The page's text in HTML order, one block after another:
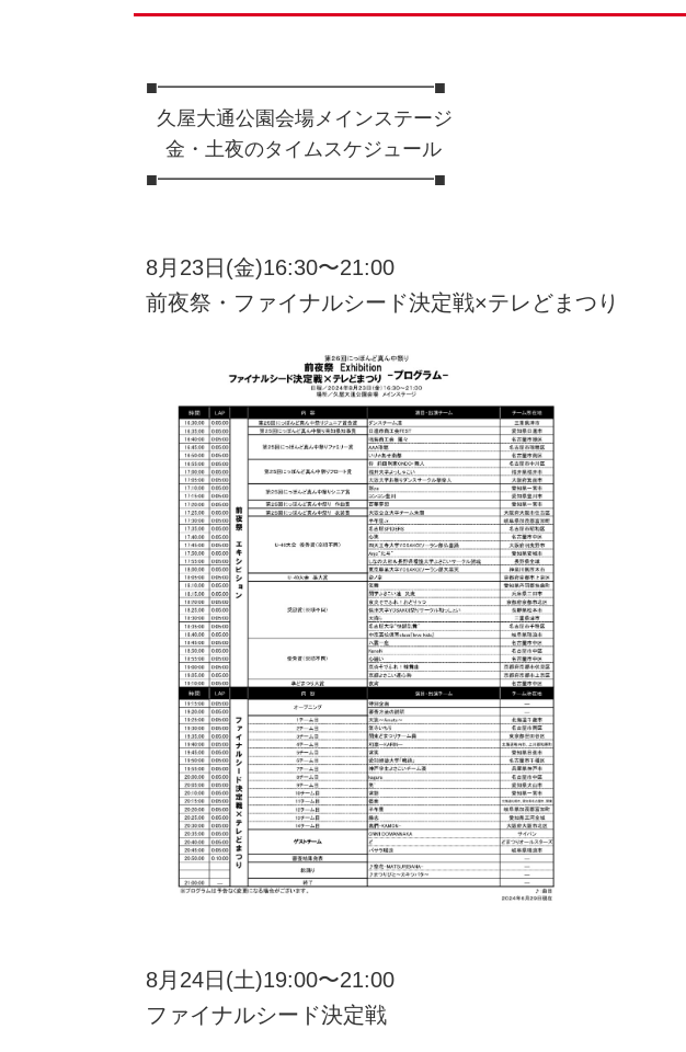
■━━━━━━━━━━━━━━■
久屋大通公園会場メインステージ
金・土夜のタイムスケジュール
■━━━━━━━━━━━━━━■
8月23日(金)16:30〜21:00
前夜祭・ファイナルシード決定戦×テレどまつり
8月24日(土)19:00〜21:00
ファイナルシード決定戦